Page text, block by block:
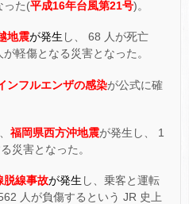
った(平成16年台風第21号)。
地震が発生 し、 68 人が死亡
軽傷となる災害となった。
ンフルエンザの感染が公式に確
福岡県西方沖地震が発生し、 1
災害となった。
脱線事故が発生 し、乗客と運転
人が負傷するという JR 史上